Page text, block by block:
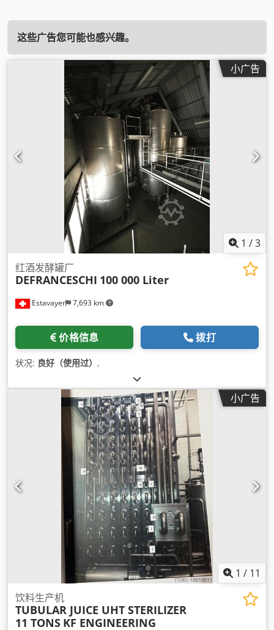
这些广告您可能也感兴趣。
小广告
1 /3
Estavayer 7,693 km
红酒发酵罐厂
DEFRANCESCHI 100 000 Liter
价格信息 拨打
状况: 良好（使用过） ,
小广告
1 / 11
饮料生产机
TUBULAR JUICE UHT STERILIZER
11 TONS KF ENGINEERING